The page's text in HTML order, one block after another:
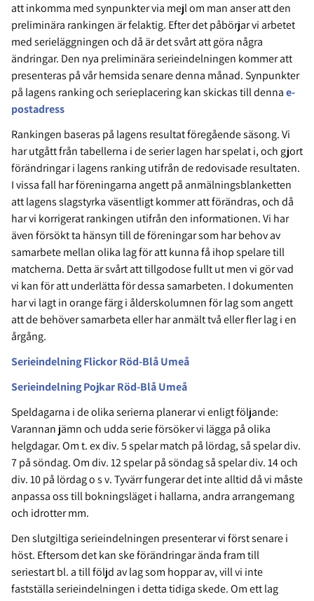
att inkomma med synpunkter via mejl om man anser att den
preliminära rankingen är felaktig. Efter det påbörjar vi arbetet
med serieläggningen och då är det svårt att göra några
ändringar. Den nya preliminära serieindelningen kommer att
presenteras på vår hemsida senare denna månad. Synpunkter
på lagens ranking och serieplacering kan skickas till dennae-
postadress
Rankingen baseras på lagens resultat föregående säsong. Vi
har utgått från tabellerna i de serier lagen har spelat i, och gjort
förändringar i lagens ranking utifrån de redovisade resultaten.
I vissa fall har föreningarna angett på anmälningsblanketten
att lagens slagstyrka väsentligt kommer att förändras, och då
har vi korrigerat rankingen utifrån den informationen. Vi har
även försökt ta hänsyn till de föreningar som har behov av
samarbete mellan olika lag för att kunna få ihop spelare till
matcherna. Detta är svårt att tillgodose fullt ut men vi gör vad
vi kan för att underlätta för dessa samarbeten. I dokumenten
har vi lagt in orange färg i ålderskolumnen för lag som angett
att de behöver samarbeta eller har anmält två eller fler lag i en
årgång.
Serieindelning Flickor Röd-Blå Umeå
Serieindelning Pojkar Röd-Blå Umeå
Speldagarna i de olika serierna planerar vi enligt följande:
Varannan jämn och udda serie försöker vi lägga på olika
helgdagar. Om t. ex div. 5 spelar match på lördag, så spelar div.
7 på söndag. Om div. 12 spelar på söndag så spelar div. 14 och
div. 10 på lördag o s v. Tyvärr fungerar det inte alltid då vi måste
anpassa oss till bokningsläget i hallarna, andra arrangemang
och idrotter mm.
Den slutgiltiga serieindelningen presenterar vi först senare i
höst. Eftersom det kan ske förändringar ända fram till
seriestart bl. a till följd av lag som hoppar av, vill vi inte
fastställa serieindelningen i detta tidiga skede. Om ett lag